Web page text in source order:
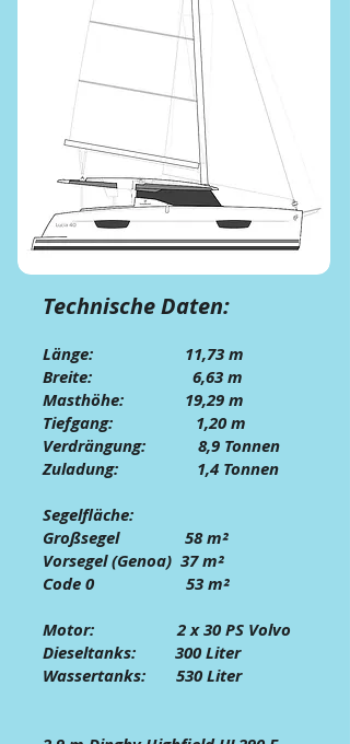
Technische Daten:
Länge: 11,73 m
Breite: 6,63 m
Masthöhe: 19,29m
Tiefgang: 1,20 m
Verdrängung: 8,9 Tonnen
Zuladung: 1,4 Tonnen
Segelfläche:
Großsegel 58 m²
Vorsegel (Genoa) 37 m²
Code 0 53 m²
Motor: 2 x 30 PS Volvo
Dieseltanks: 300 Liter
Wassertanks: 530 Liter